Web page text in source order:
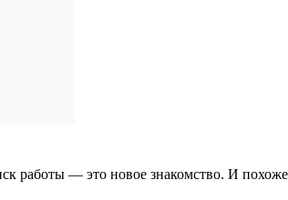
работы — это новое знакомство. И